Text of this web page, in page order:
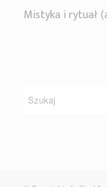
Mistyka i rytuał